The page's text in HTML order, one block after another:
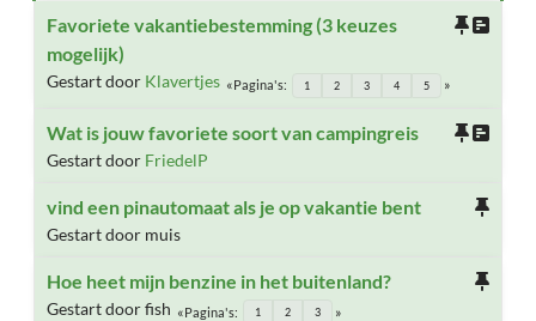
Favoriete vakantiebestemming (3 keuzes
mogelijk)
Gestart door Klavertjes Pagina's 1 2 3 4 5
Wat is jouw favoriete soort van campingreis
Gestart door FriedelP
vind een pinautomaat als je op vakantie bent
Gestart door muis
Hoe heet mijn benzine in het buitenland?
Gestart door fish Pagina's 1 2 3